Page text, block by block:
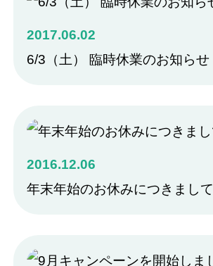
2017.06.02
6/3（土） 臨時休業のお知らせ
2016.12.06
年末年始のお休みにつきまして